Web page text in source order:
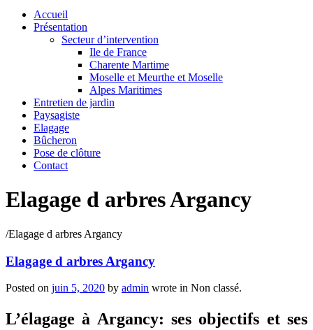
Accueil
Présentation
Secteur d’intervention
Ile de France
Charente Martime
Moselle et Meurthe et Moselle
Alpes Maritimes
Entretien de jardin
Paysagiste
Elagage
Bûcheron
Pose de clôture
Contact
Elagage d arbres Argancy
/Elagage d arbres Argancy
Elagage d arbres Argancy
Posted on juin 5, 2020 by admin wrote in Non classé.
L’élagage à Argancy: ses objectifs et ses